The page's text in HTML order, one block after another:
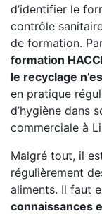
d’identifier le
contrôle
de formation.
formation
le recyclage
en pratique
d’hygiène dans
commerciale à
Malgré tout, il
régulièrement
aliments. Il faut
connaissances